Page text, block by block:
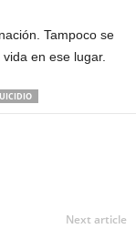
Tampoco se
en ese lugar.
Next article